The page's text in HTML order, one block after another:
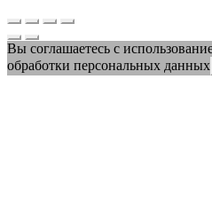
Вы соглашаетесь с
обработки персональных данных